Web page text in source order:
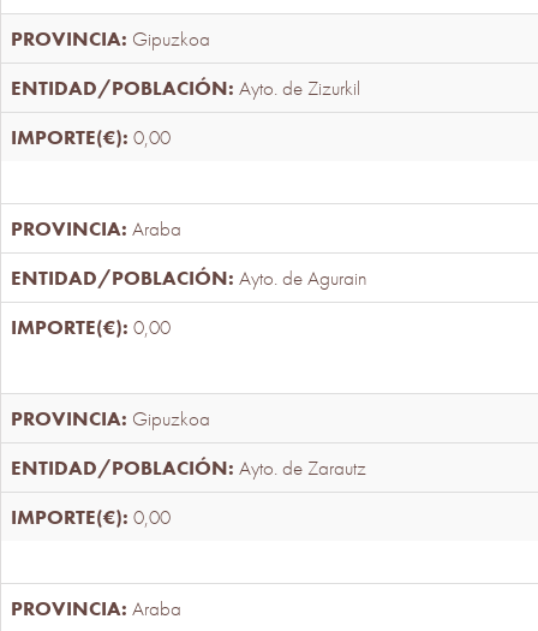
Gipuzkoa
Ayto. de Zizurkil
0,00
Araba
Ayto. de Agurain
0,00
Gipuzkoa
Ayto. de Zarautz
0,00
Araba